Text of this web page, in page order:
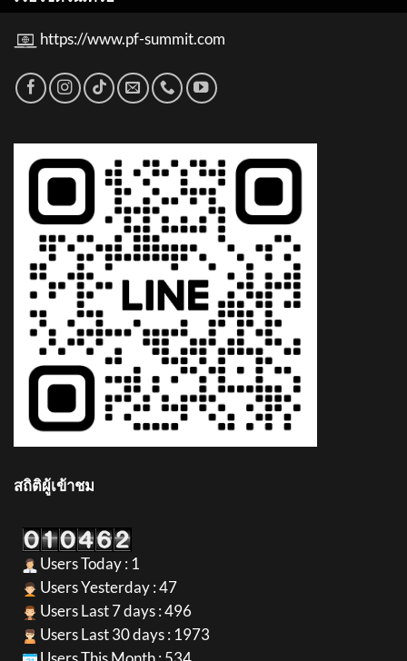
https://www.pf-summit.com
สถิติผู้เข้าชม
Users Today : 1
Users Yesterday : 47
Users Last 7 days : 496
Users Last 30 days : 1973